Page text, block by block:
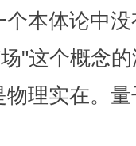
本体论中
"这个概念的
理实在。